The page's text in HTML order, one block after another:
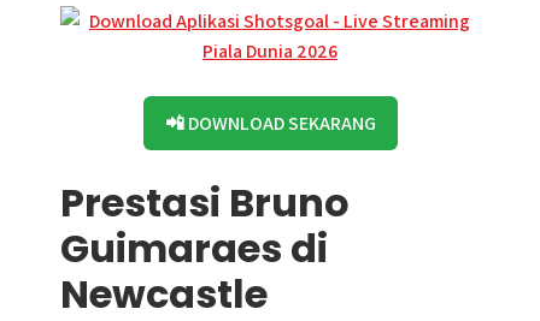
📲 DOWNLOAD SEKARANG
Prestasi Bruno
Guimaraes di
Newcastle